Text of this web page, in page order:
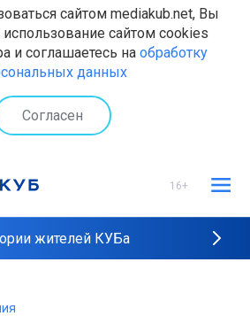
сайтом mediakub.net, Вы
сайтом cookies
и соглашаетесь на обработку
данных
Согласен
16+
жителей КУБа